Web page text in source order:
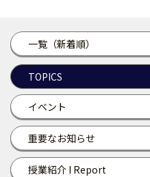
一覧（新着順）
TOPICS
イベント
重要なお知らせ
授業紹介 I Report